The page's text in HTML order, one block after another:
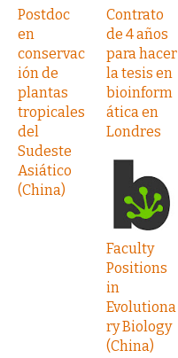
Postdoc
en
conservac
ión de
plantas
tropicales
del
Sudeste
Asiático
(China)
Contrato
de 4 años
para hacer
la tesis en
bioinform
ática en
Londres
Faculty
Positions
in
Evolutiona
ry Biology
(China)